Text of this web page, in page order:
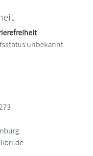
unbekannt